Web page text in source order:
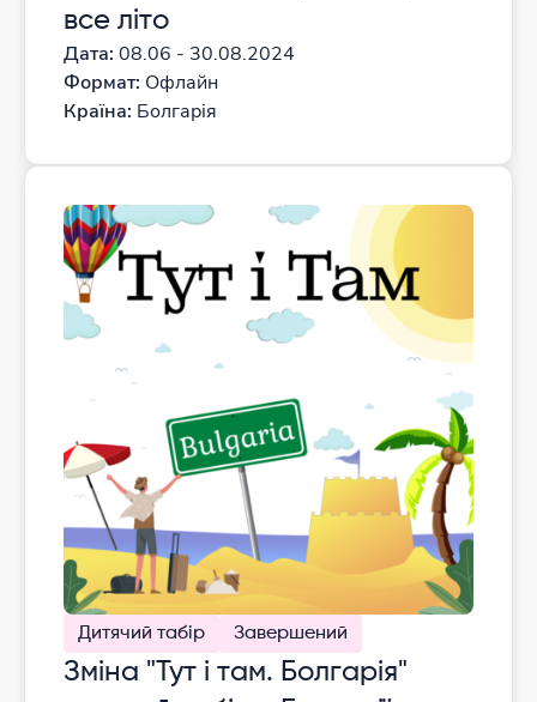
все літо
Дата: 08.06 - 30.08.2024
Формат: Офлайн
Країна: Болгарія
Дитячий табір Завершений
Зміна "Тут і там. Болгарія"